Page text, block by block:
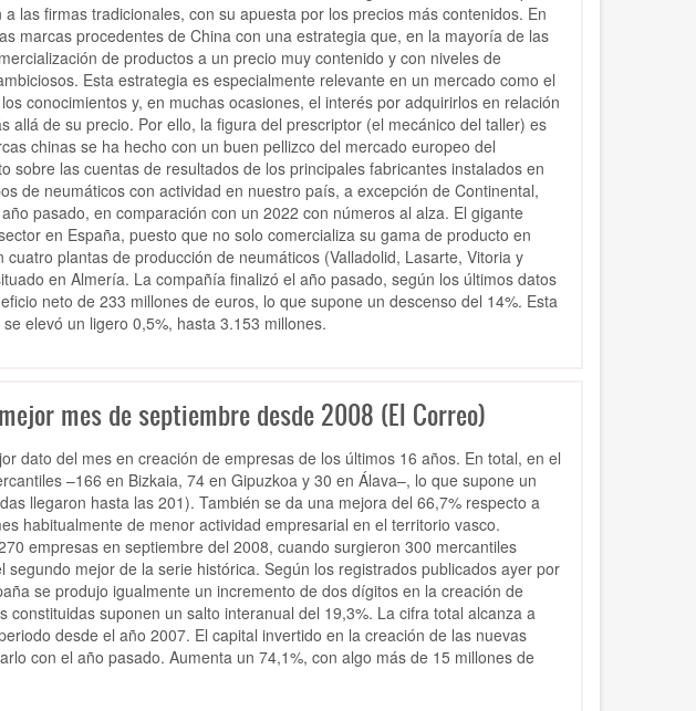
las firmas tradicionales, con su apuesta por los precios más contenidos. En
marcas procedentes de China con una estrategia que, en la mayoría de las
de productos a un precio muy contenido y con niveles de
Esta estrategia es especialmente relevante en un mercado como el
conocimientos y, en muchas ocasiones, el interés por adquirirlos en relación
allá de su precio. Por ello, la figura del prescriptor (el mecánico del taller) es
chinas se ha hecho con un buen pellizco del mercado europeo del
sobre las cuentas de resultados de los principales fabricantes instalados en
de neumáticos con actividad en nuestro país, a excepción de Continental,
pasado, en comparación con un 2022 con números al alza. El gigante
en España, puesto que no solo comercializa su gama de producto en
plantas de producción de neumáticos (Valladolid, Lasarte, Vitoria y
en Almería. La compañía finalizó el año pasado, según los últimos datos
neto de 233 millones de euros, lo que supone un descenso del 14%. Esta
elevó un ligero 0,5%, hasta 3.153 millones.
mes de septiembre desde 2008 (El Correo)
dato del mes en creación de empresas de los últimos 16 años. En total, en el
–166 en Bizkaia, 74 en Gipuzkoa y 30 en Álava–, lo que supone un
llegaron hasta las 201). También se da una mejora del 66,7% respecto a
habitualmente de menor actividad empresarial en el territorio vasco.
empresas en septiembre del 2008, cuando surgieron 300 mercantiles
mejor de la serie histórica. Según los registrados publicados ayer por
se produjo igualmente un incremento de dos dígitos en la creación de
constituidas suponen un salto interanual del 19,3%. La cifra total alcanza a
desde el año 2007. El capital invertido en la creación de las nuevas
con el año pasado. Aumenta un 74,1%, con algo más de 15 millones de